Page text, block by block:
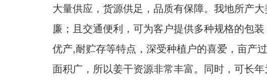
大量供应，货源供足，品质有保障。我地所产
廉；且交通便利，可为客户提供多种规格的包
优产,耐贮存等特点，深受种植户的喜爱，亩产
面积广，所以姜干资源非常丰富。同时，可长